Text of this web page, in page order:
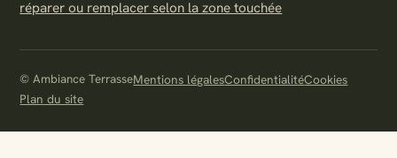
réparer ou remplacer selon la zone touchée
© Ambiance TerrasseMentions légalesConfidentialitéCookies
Plan du site